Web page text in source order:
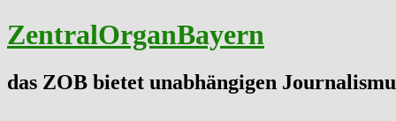
ZentralOrganBayern
das ZOB bietet unabhängigen